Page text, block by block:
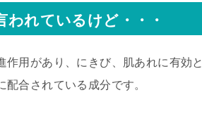
れているけど・・・
用があり、にきび、肌あれに有効と
合されている成分です。